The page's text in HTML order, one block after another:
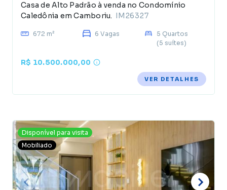
Casa de Alto Padrão à venda no Condomínio
Caledônia em Camboriu. IM26327
672 m² 6 Vagas
5 Quartos
(5 suítes)
R$ 10.500.000,00
VER DETALHES
Disponível para visita
Mobiliado